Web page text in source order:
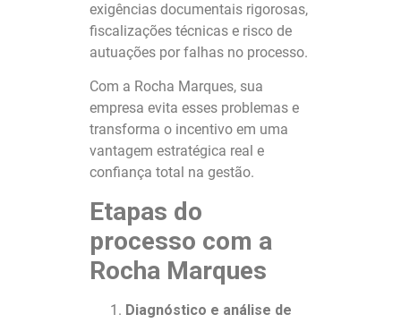
exigências documentais rigorosas,
fiscalizações técnicas e risco de
autuações por falhas no processo.
Com a Rocha Marques, sua
empresa evita esses problemas e
transforma o incentivo em uma
vantagem estratégica real e
confiança total na gestão.
Etapas do
processo com a
Rocha Marques
Diagnóstico e análise de